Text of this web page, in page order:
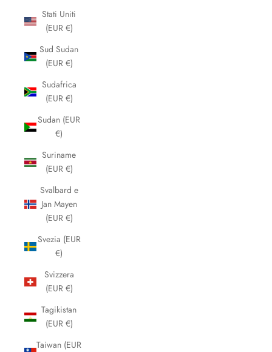
Stati Uniti
(EUR €)
Sud Sudan
(EUR €)
Sudafrica
(EUR €)
Sudan (EUR
€)
Suriname
(EUR €)
Svalbard e
Jan Mayen
(EUR €)
Svezia (EUR
€)
Svizzera
(EUR €)
Tagikistan
(EUR €)
Taiwan (EUR